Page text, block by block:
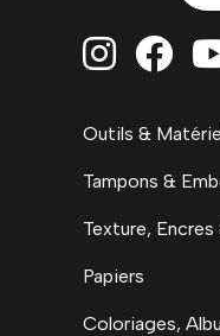
 
Outils &
Tampons &
Texture, Encres
Papiers
Coloriages,